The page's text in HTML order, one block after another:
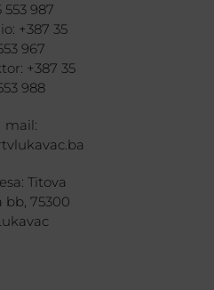
553 987
+387 35
967
+387 35
988
mail:
Titova
bb, 75300